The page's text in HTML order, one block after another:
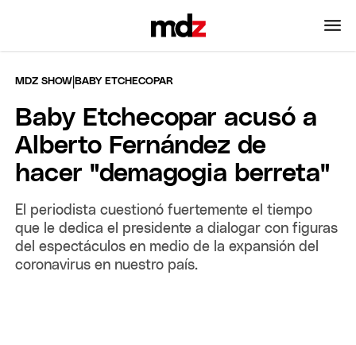
MDZ SHOW |BABY ETCHECOPAR
Baby Etchecopar acusó a
Alberto Fernández de
hacer "demagogia berreta"
El periodista cuestionó fuertemente el tiempo
que le dedica el presidente a dialogar con figuras
del espectáculos en medio de la expansión del
coronavirus en nuestro país.